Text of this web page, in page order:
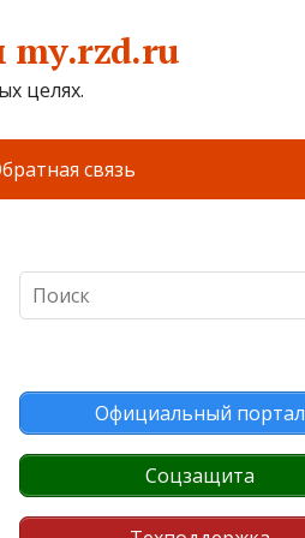
целях.
связь
Официальный портал
Соцзащита